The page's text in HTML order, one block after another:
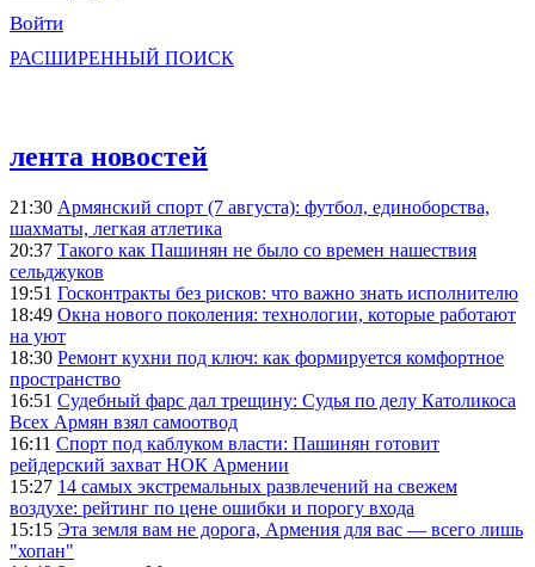
Войти
РАСШИРЕННЫЙ ПОИСК
лента новостей
21:30 Армянский спорт (7 августа): футбол, единоборства,
шахматы, легкая атлетика
20:37 Такого как Пашинян не было со времен нашествия
сельджуков
19:51 Госконтракты без рисков: что важно знать исполнителю
18:49 Окна нового поколения: технологии, которые работают
на уют
18:30 Ремонт кухни под ключ: как формируется комфортное
пространство
16:51 Судебный фарс дал трещину: Судья по делу Католикоса
Всех Армян взял самоотвод
16:11 Спорт под каблуком власти: Пашинян готовит
рейдерский захват НОК Армении
15:27 14 самых экстремальных развлечений на свежем
воздухе: рейтинг по цене ошибки и порогу входа
15:15 Эта земля вам не дорога, Армения для вас — всего лишь
"хопан"